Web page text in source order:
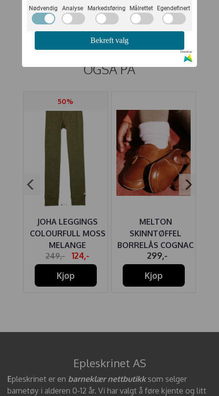
Kjøp
Kjøp
KUNDER SOM SÅ PÅ DETTE SÅ
OGSÅ PÅ
50%
JOHA LEGGINGS
COLOURFULL MOSS
MELANGE
249,-
124,-
Kjøp
MELTON
SKINNTØFFEL
BORRELÅS COGNAC
299,-
Kjøp
Nødvendig Analyse Markedsføring Målrettet Egendefinert
Bekreft valg
Drevet av
Epleskrinet AS
Epleskrinet er en barneklær nettbutikksom selger
barnetøy i alderen 0-12 år. Vi har valgt å føre kjente og litt